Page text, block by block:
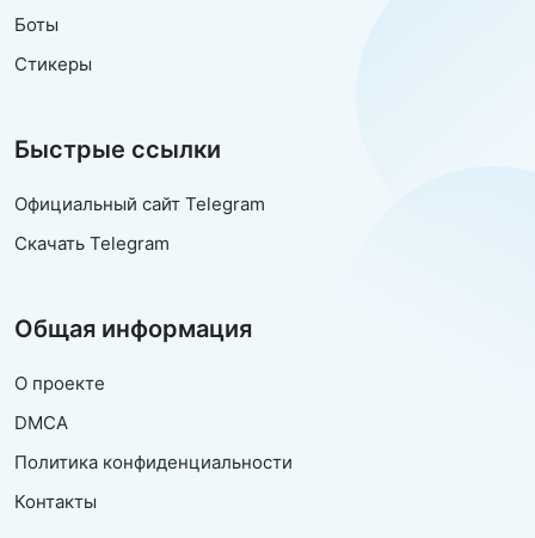
Боты
Стикеры
Быстрые ссылки
Официальный сайт Telegram
Скачать Telegram
Общая информация
О проекте
DMCA
Политика конфиденциальности
Контакты